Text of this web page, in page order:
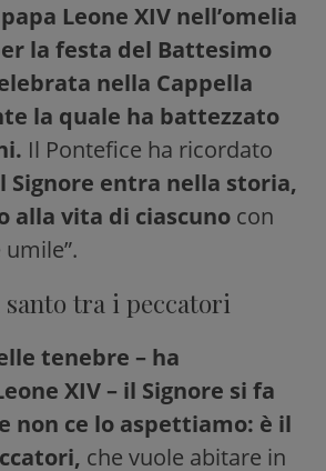
Leone XIV nell’omelia
la festa del Battesimo
nella Cappella
la quale ha battezzato
Il Pontefice ha ricordato
Signore entra nella storia,
alla vita di ciascuno con
tra i peccatori
tenebre – ha
XIV – il Signore si fa
non ce lo aspettiamo: è il
che vuole abitare in